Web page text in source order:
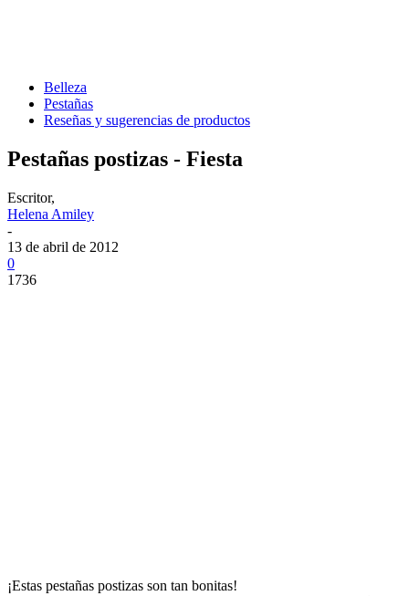
Belleza
Pestañas
Reseñas y sugerencias de productos
Pestañas postizas - Fiesta
Escritor,
Helena Amiley
-
13 de abril de 2012
0
1736
¡Estas pestañas postizas son tan bonitas!